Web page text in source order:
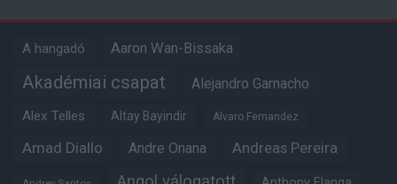
A hangadó Aaron Wan-Bissaka
Akadémiai csapat Alejandro Garnacho
Alex Telles Altay Bayindir Alvaro Fernandez
Amad Diallo Andre Onana Andreas Pereira